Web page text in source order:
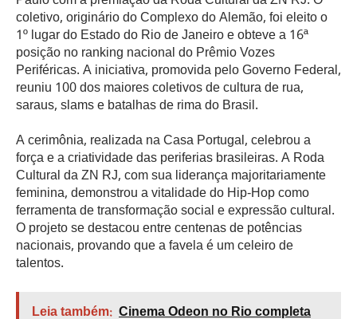
coletivo, originário do Complexo do Alemão, foi eleito o
1º lugar do Estado do Rio de Janeiro e obteve a 16ª
posição no ranking nacional do Prêmio Vozes
Periféricas. A iniciativa, promovida pelo Governo Federal,
reuniu 100 dos maiores coletivos de cultura de rua,
saraus, slams e batalhas de rima do Brasil.
A cerimônia, realizada na Casa Portugal, celebrou a
força e a criatividade das periferias brasileiras. A Roda
Cultural da ZN RJ, com sua liderança majoritariamente
feminina, demonstrou a vitalidade do Hip-Hop como
ferramenta de transformação social e expressão cultural.
O projeto se destacou entre centenas de potências
nacionais, provando que a favela é um celeiro de
talentos.
Leia também: Cinema Odeon no Rio completa